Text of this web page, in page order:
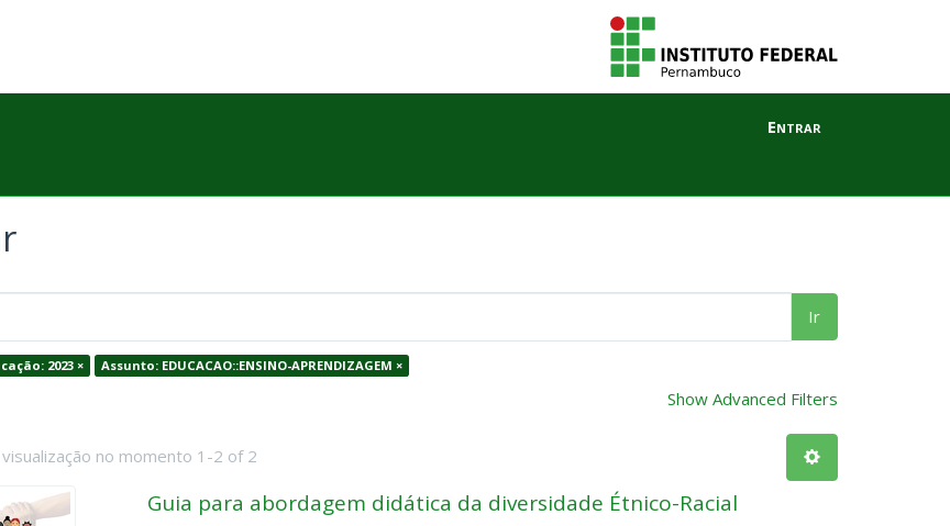
Entrar
Ir
2023 × Assunto: EDUCACAO::ENSINO-APRENDIZAGEM ×
Show Advanced Filters
no momento 1-2 of 2
Guia para abordagem didática da diversidade Étnico-Racial